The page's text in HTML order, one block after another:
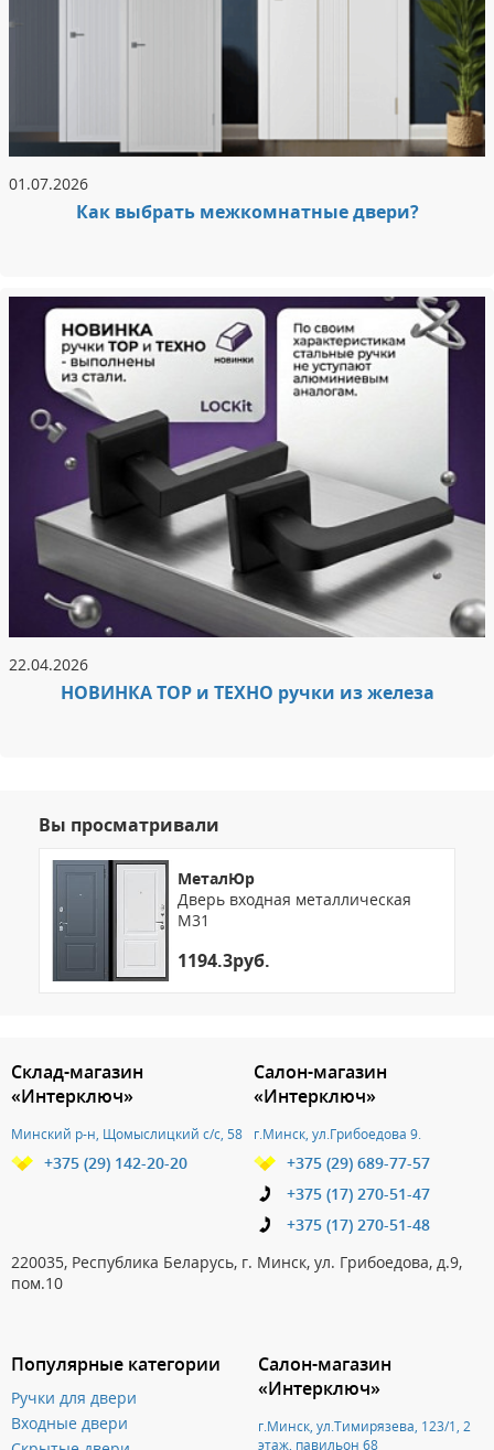
01.07.2026
Как выбрать межкомнатные двери?
22.04.2026
НОВИНКА ТОР и ТЕХНО ручки из железа
Вы просматривали
МеталЮр
Дверь входная металлическая
M31
1194.3руб.
Популярные категории
Ручки для двери
Входные двери
Склад-магазин
«Интерключ»
Минский р-н, Щомыслицкий с/с, 58
+375 (29) 142-20-20
Салон-магазин
«Интерключ»
г.Минск, ул.Грибоедова 9.
+375 (29) 689-77-57
+375 (17) 270-51-47
+375 (17) 270-51-48
220035, Республика Беларусь, г. Минск, ул. Грибоедова, д.9,
пом.10
Салон-магазин
«Интерключ»
г.Минск, ул.Тимирязева, 123/1, 2
этаж, павильон 68